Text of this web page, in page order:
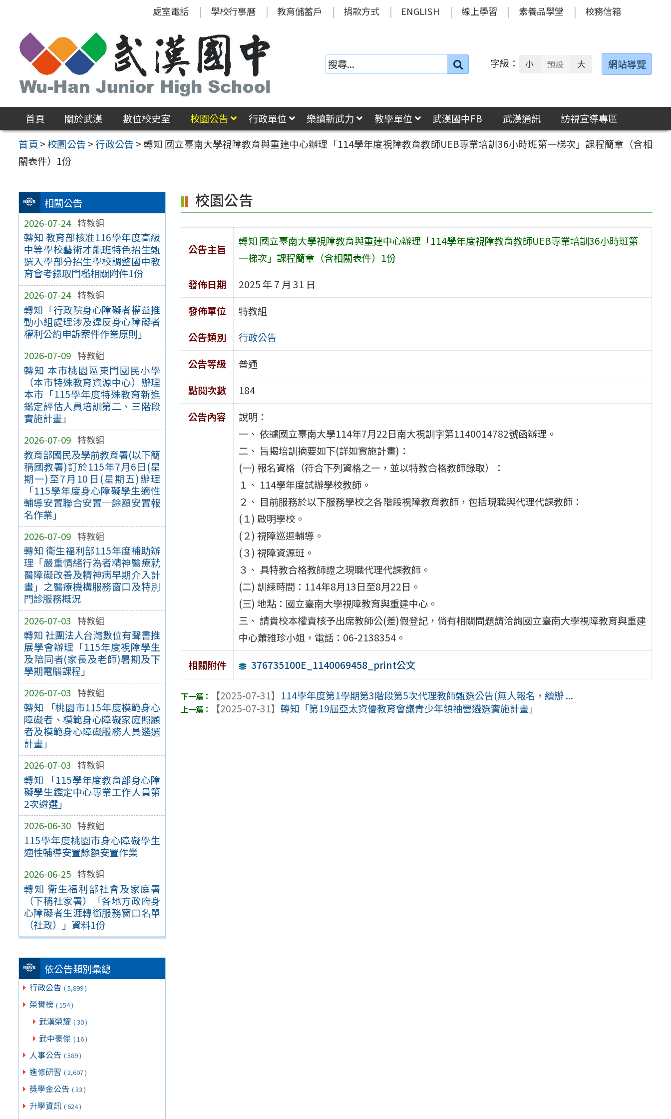
區
處室電話 學校行事曆 教育儲蓄戶 捐款方式 ENGLISH 線上學習 素養品學堂 校務信箱
搜
字級： 小 預設 大 網站導覽
首頁 關於武漢 數位校史室 校園公告 行政單位 樂讀新武力 教學單位 武漢國中FB 武漢通訊
訪視宣導專區
首頁 >校園公告 >行政公告 > 轉知 國立臺南大學視障教育與重建中心辦理「114學年度視障教育教師UEB專業培訓36小時班第一梯次」課程簡章（含相
關表件）1份
相關公告
2026-07-24 特教組
轉知 教育部核准116學年度高級
中等學校藝術才能班特色招生甄
選入學部分招生學校調整國中教
育會考錄取門檻相關附件1份
2026-07-24 特教組
轉知「行政院身心障礙者權益推
動小組處理涉及違反身心障礙者
權利公約申訴案件作業原則」
2026-07-09 特教組
轉知 本市桃園區東門國民小學
（本市特殊教育資源中心）辦理
本市「115學年度特殊教育新進
鑑定評估人員培訓第二、三階段
實施計畫」
2026-07-09 特教組
教育部國民及學前教育署(以下簡
稱國教署)訂於115年7月6日(星
期一)至7月10日(星期五)辦理
「115學年度身心障礙學生適性
輔導安置聯合安置─餘額安置報
名作業」
2026-07-09 特教組
轉知 衛生福利部115年度補助辦
理「嚴重情緒行為者精神醫療就
醫障礙改善及精神病早期介入計
畫」之醫療機構服務窗口及特別
門診服務概況
2026-07-03 特教組
轉知 社團法人台灣數位有聲書推
展學會辦理「115年度視障學生
及陪同者(家長及老師)暑期及下
學期電腦課程」
2026-07-03 特教組
轉知 「桃園市115年度模範身心
障礙者、模範身心障礙家庭照顧
者及模範身心障礙服務人員遴選
計畫」
2026-07-03 特教組
轉知 「115學年度教育部身心障
礙學生鑑定中心專業工作人員第
2次遴選」
2026-06-30 特教組
115學年度桃園市身心障礙學生
適性輔導安置餘額安置作業
2026-06-25 特教組
轉知 衛生福利部社會及家庭署
（下稱社家署）「各地方政府身
心障礙者生涯轉銜服務窗口名單
（社政）」資料1份
依公告類別彙總
行政公告 ( 5,899 )
榮譽榜 ( 154 )
武漢榮耀 ( 30 )
武中豪傑 ( 16 )
人事公告 ( 589 )
進修研習 ( 2,607 )
獎學金公告 ( 33 )
升學資訊 ( 624 )
校園公告
公告主旨
轉知 國立臺南大學視障教育與重建中心辦理「114學年度視障教育教師UEB專業培訓36小時班第
一梯次」課程簡章（含相關表件）1份
發佈日期
2025 年 7 月 31 日
發佈單位
特教組
公告類別
行政公告
公告等級
普通
點閱次數
184
公告內容
說明：
一、 依據國立臺南大學114年7月22日南大視訓字第1140014782號函辦理。
二、 旨揭培訓摘要如下(詳如實施計畫)：
(一) 報名資格（符合下列資格之一，並以特教合格教師錄取）：
１、 114學年度試辦學校教師。
２、 目前服務於以下服務學校之各階段視障教育教師，包括現職與代理代課教師：
(１) 啟明學校。
(２) 視障巡迴輔導。
(３) 視障資源班。
３、 具特教合格教師證之現職代理代課教師。
(二) 訓練時間：114年8月13日至8月22日。
(三) 地點：國立臺南大學視障教育與重建中心。
三、 請貴校本權責核予出席教師公(差)假登記，倘有相關問題請洽詢國立臺南大學視障教育與重建
中心蕭雅珍小姐，電話：06-2138354。
相關附件
376735100E_1140069458_print公文
【2025-07-31】 114學年度第1學期第3階段第5次代理教師甄選公告(無人報名，續辦 ...
【2025-07-31】轉知「第19屆亞太資優教育會議青少年領袖營遴選實施計畫」